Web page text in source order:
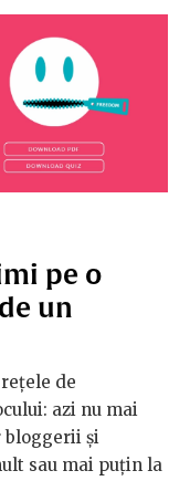
pe o
un
de
azi nu mai
bloggerii și
sau mai puțin la